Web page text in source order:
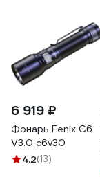
6 919 ₽
Фонарь Fenix C6
V3.0 c6v30
4.2(13)